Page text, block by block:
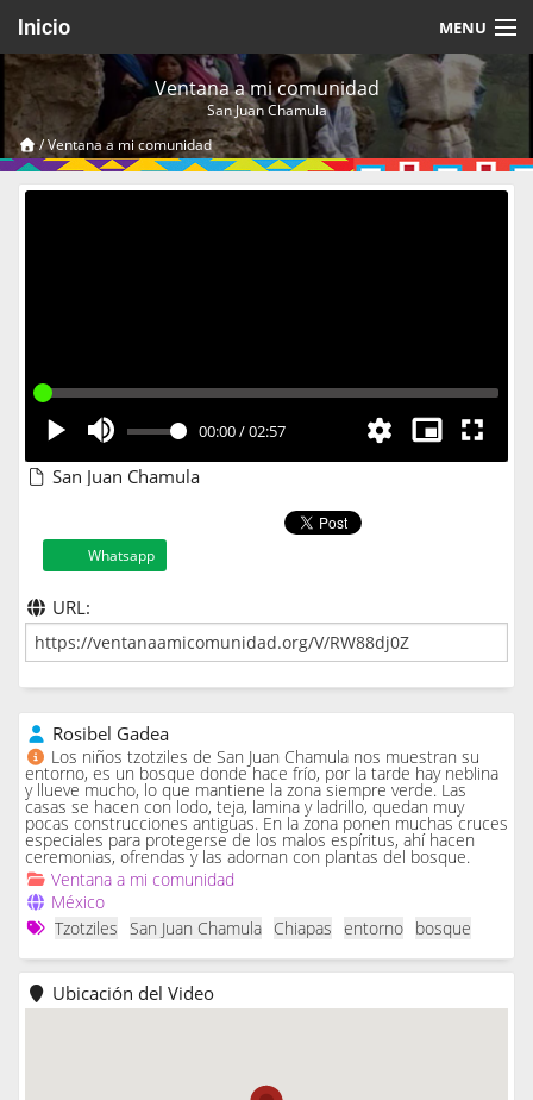
Inicio MENU
Acerca de
Videos Temáticos
Cerrar Sesión
Ventana a mi comunidad
San Juan Chamula
/Ventana a mi comunidad
00:00/02:57
San Juan Chamula
Whatsapp
URL:
Rosibel Gadea
Los niños tzotziles de San Juan Chamula nos muestran su
entorno, es un bosque donde hace frío, por la tarde hay neblina
y llueve mucho, lo que mantiene la zona siempre verde. Las
casas se hacen con lodo, teja, lamina y ladrillo, quedan muy
pocas construcciones antiguas. En la zona ponen muchas cruces
especiales para protegerse de los malos espíritus, ahí hacen
ceremonias, ofrendas y las adornan con plantas del bosque.
Ventana a mi comunidad
México
Tzotziles
San Juan Chamula Chiapas entorno bosque
Ubicación del Video